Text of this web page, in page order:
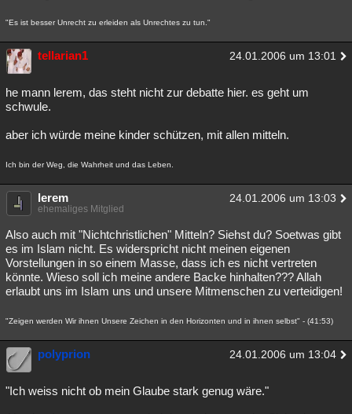
"Es ist besser Unrecht zu erleiden als Unrechtes zu tun."
tellarian1 24.01.2006 um 13:01
he mann lerem, das steht nicht zur debatte hier. es geht um
schwule.
aber ich würde meine kinder schützen, mit allen mitteln.
Ich bin der Weg, die Wahrheit und das Leben.
lerem 24.01.2006 um 13:03
ehemaliges Mitglied
Also auch mit "Nichtchristlichen" Mitteln? Siehst du? Soetwas gibt
es im Islam nicht. Es widerspricht nicht meinen eigenen
Vorstellungen in so einem Masse, dass ich es nicht vertreten
könnte. Wieso soll ich meine andere Backe hinhalten??? Allah
erlaubt uns im Islam uns und unsere Mitmenschen zu verteidigen!
"Zeigen werden Wir ihnen Unsere Zeichen in den Horizonten und in ihnen selbst" - (41:53)
polyprion 24.01.2006 um 13:04
"Ich weiss nicht ob mein Glaube stark genug wäre."